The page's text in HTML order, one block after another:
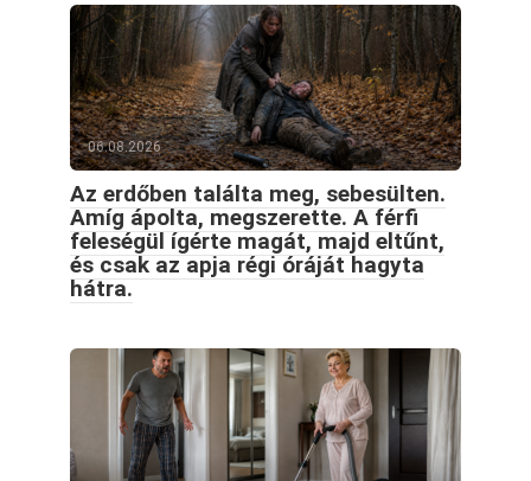
06.08.2026
Az erdőben találta meg, sebesülten.
Amíg ápolta, megszerette. A férfi
feleségül ígérte magát, majd eltűnt,
és csak az apja régi óráját hagyta
hátra.